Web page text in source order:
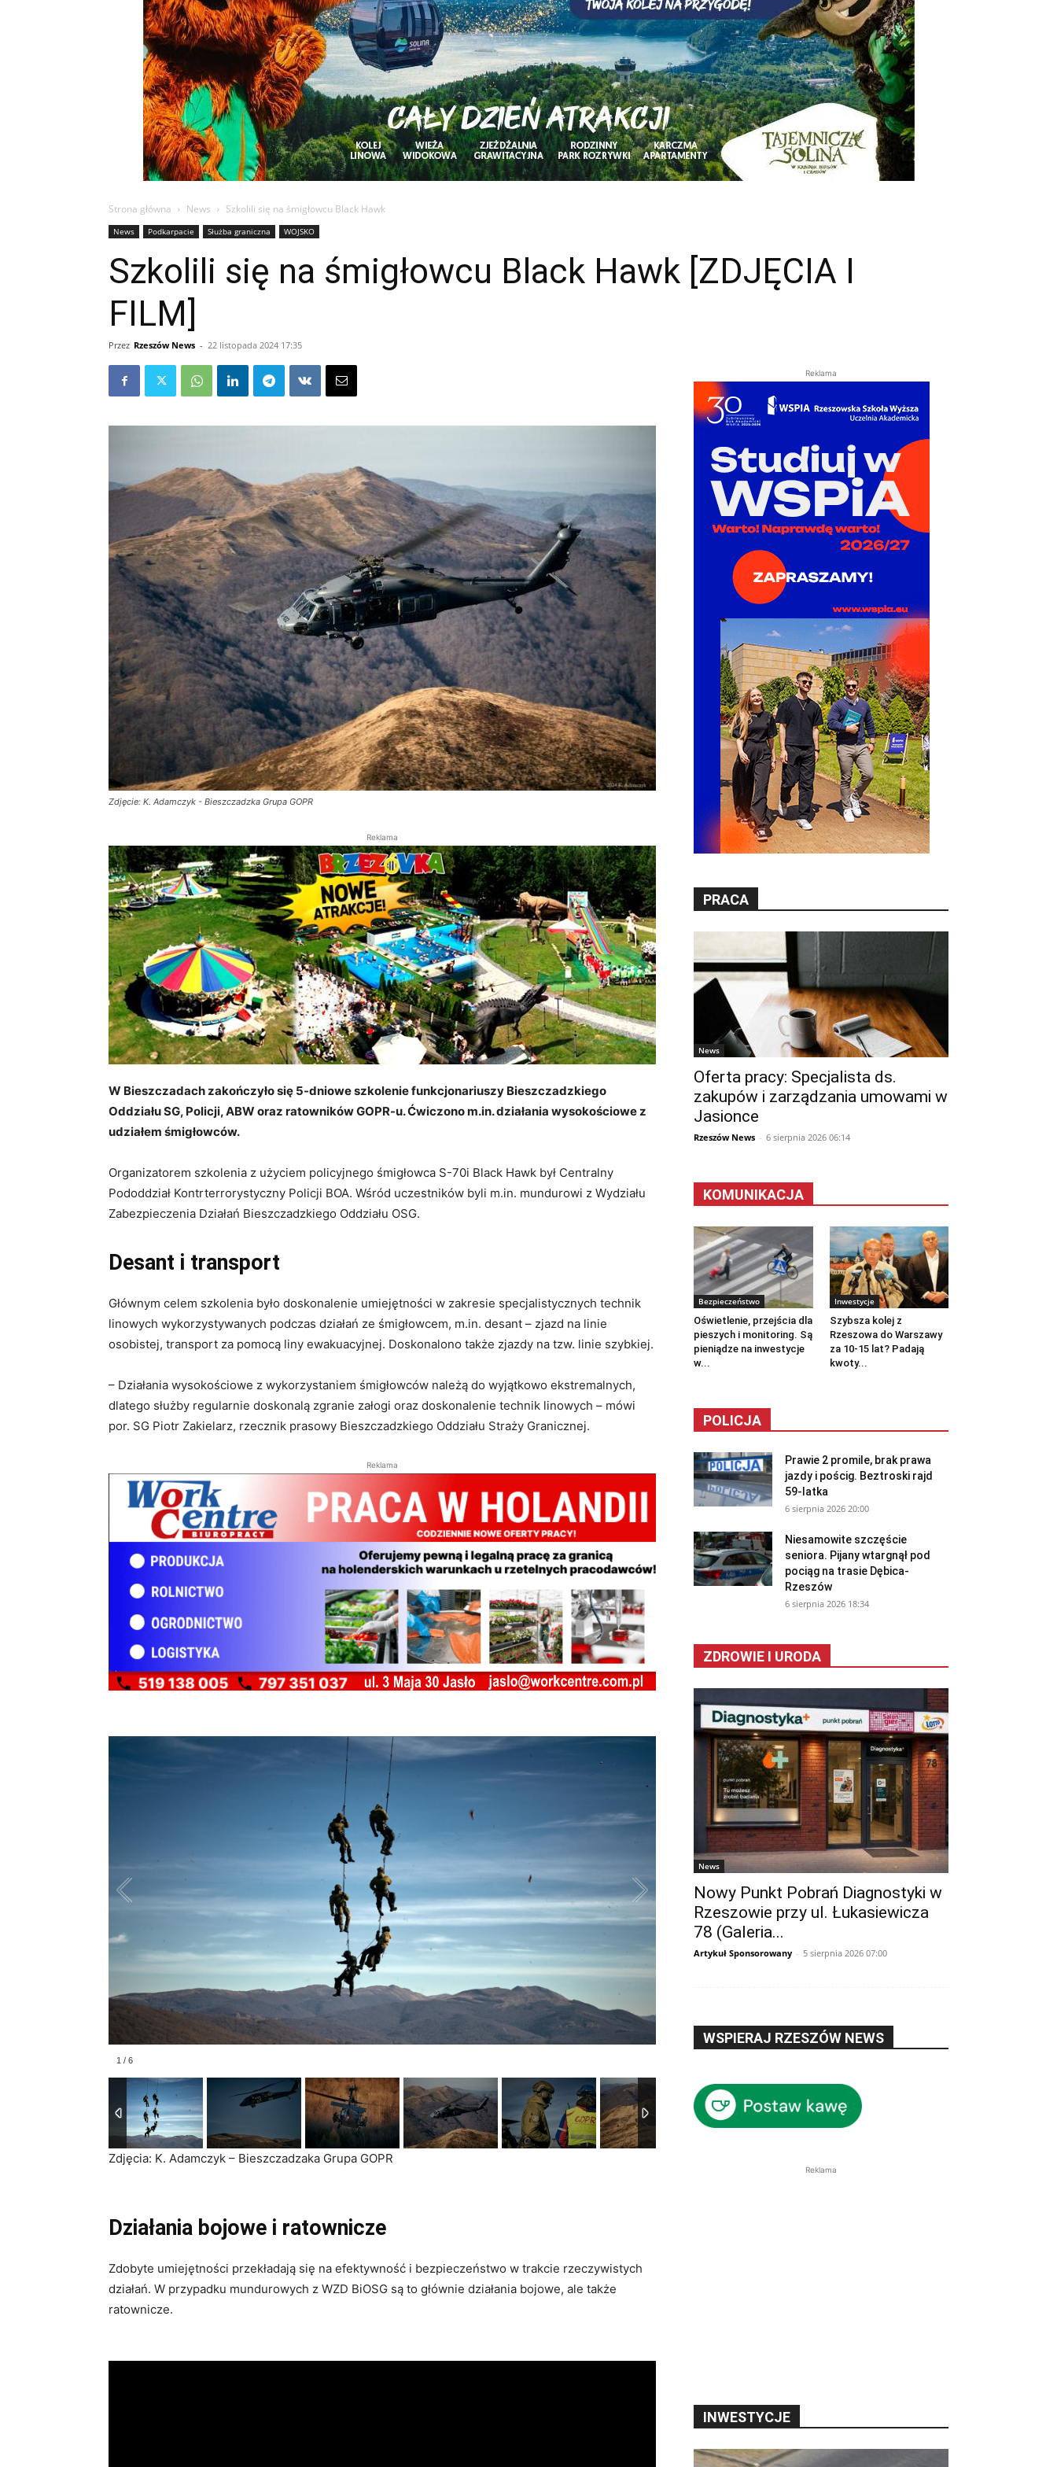
Strona główna News Szkolili się na śmigłowcu Black Hawk
News Podkarpacie Służba graniczna WOJSKO
Szkolili się na śmigłowcu Black Hawk [ZDJĘCIA I
FILM]
Przez Rzeszów News - 22 listopada 2024 17:35
Zdjęcie: K. Adamczyk - Bieszczadzka Grupa GOPR
Reklama
W Bieszczadach zakończyło się 5-dniowe szkolenie funkcjonariuszy Bieszczadzkiego
Oddziału SG, Policji, ABW oraz ratowników GOPR-u. Ćwiczono m.in. działania wysokościowe z
udziałem śmigłowców.
Organizatorem szkolenia z użyciem policyjnego śmigłowca S-70i Black Hawk był Centralny
Pododdział Kontrterrorystyczny Policji BOA. Wśród uczestników byli m.in. mundurowi z Wydziału
Zabezpieczenia Działań Bieszczadzkiego Oddziału OSG.
Desant i transport
Głównym celem szkolenia było doskonalenie umiejętności w zakresie specjalistycznych technik
linowych wykorzystywanych podczas działań ze śmigłowcem, m.in. desant – zjazd na linie
osobistej, transport za pomocą liny ewakuacyjnej. Doskonalono także zjazdy na tzw. linie szybkiej.
– Działania wysokościowe z wykorzystaniem śmigłowców należą do wyjątkowo ekstremalnych,
dlatego służby regularnie doskonalą zgranie załogi oraz doskonalenie technik linowych – mówi
por. SG Piotr Zakielarz, rzecznik prasowy Bieszczadzkiego Oddziału Straży Granicznej.
Reklama
Zdjęcia: K. Adamczyk – Bieszczadzaka Grupa GOPR
Działania bojowe i ratownicze
Zdobyte umiejętności przekładają się na efektywność i bezpieczeństwo w trakcie rzeczywistych
działań. W przypadku mundurowych z WZD BiOSG są to głównie działania bojowe, ale także
ratownicze.
Reklama
PRACA
News
Oferta pracy: Specjalista ds.
zakupów i zarządzania umowami w
Jasionce
Rzeszów News - 6 sierpnia 2026 06:14
KOMUNIKACJA
Bezpieczeństwo
Oświetlenie, przejścia dla
pieszych i monitoring. Są
pieniądze na inwestycje
w...
Inwestycje
Szybsza kolej z
Rzeszowa do Warszawy
za 10-15 lat? Padają
kwoty...
POLICJA
Prawie 2 promile, brak prawa
jazdy i pościg. Beztroski rajd
59-latka
6 sierpnia 2026 20:00
Niesamowite szczęście
seniora. Pijany wtargnął pod
pociąg na trasie Dębica-
Rzeszów
6 sierpnia 2026 18:34
ZDROWIE I URODA
News
Nowy Punkt Pobrań Diagnostyki w
Rzeszowie przy ul. Łukasiewicza
78 (Galeria...
Artykuł Sponsorowany - 5 sierpnia 2026 07:00
WSPIERAJ RZESZÓW NEWS
Reklama
INWESTYCJE